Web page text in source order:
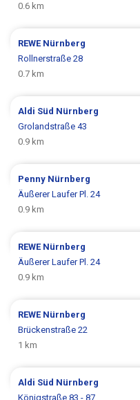
0.6 km
REWE Nürnberg
Rollnerstraße 28
0.7 km
Aldi Süd Nürnberg
Grolandstraße 43
0.9 km
Penny Nürnberg
Äußerer Laufer Pl. 24
0.9 km
REWE Nürnberg
Äußerer Laufer Pl. 24
0.9 km
REWE Nürnberg
Brückenstraße 22
1 km
Aldi Süd Nürnberg
Königstraße 83 - 87